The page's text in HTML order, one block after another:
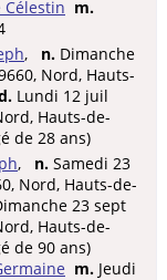
Célestin m.
, n. Dimanche
Nord, Hauts-
Lundi 12 juil
Hauts-de-
de 28 ans)
, n. Samedi 23
Nord, Hauts-de-
23 sept
Hauts-de-
de 90 ans)
m. Jeudi